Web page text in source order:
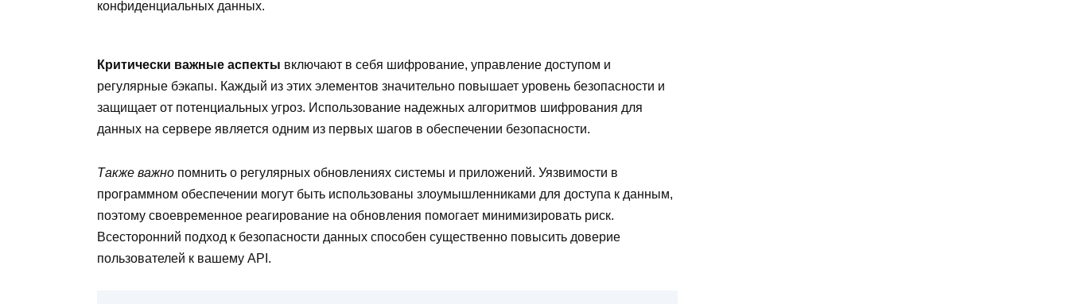
конфиденциальных данных.
Критически важные аспекты включают в себя шифрование, управление доступом и
регулярные бэкапы. Каждый из этих элементов значительно повышает уровень безопасности и
защищает от потенциальных угроз. Использование надежных алгоритмов шифрования для
данных на сервере является одним из первых шагов в обеспечении безопасности.
Также важно помнить о регулярных обновлениях системы и приложений. Уязвимости в
программном обеспечении могут быть использованы злоумышленниками для доступа к данным,
поэтому своевременное реагирование на обновления помогает минимизировать риск.
Всесторонний подход к безопасности данных способен существенно повысить доверие
пользователей к вашему API.